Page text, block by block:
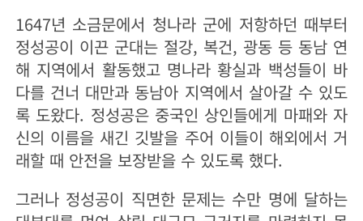
1647년 소금문에서 청나라 군에 저항하던 때부터
정성공이 이끈 군대는 절강, 복건, 광동 등 동남 연
해 지역에서 활동했고 명나라 황실과 백성들이 바
다를 건너 대만과 동남아 지역에서 살아갈 수 있도
록 도왔다. 정성공은 중국인 상인들에게 마패와 자
신의 이름을 새긴 깃발을 주어 이들이 해외에서 거
래할 때 안전을 보장받을 수 있도록 했다.
그러나 정성공이 직면한 문제는 수만 명에 달하는